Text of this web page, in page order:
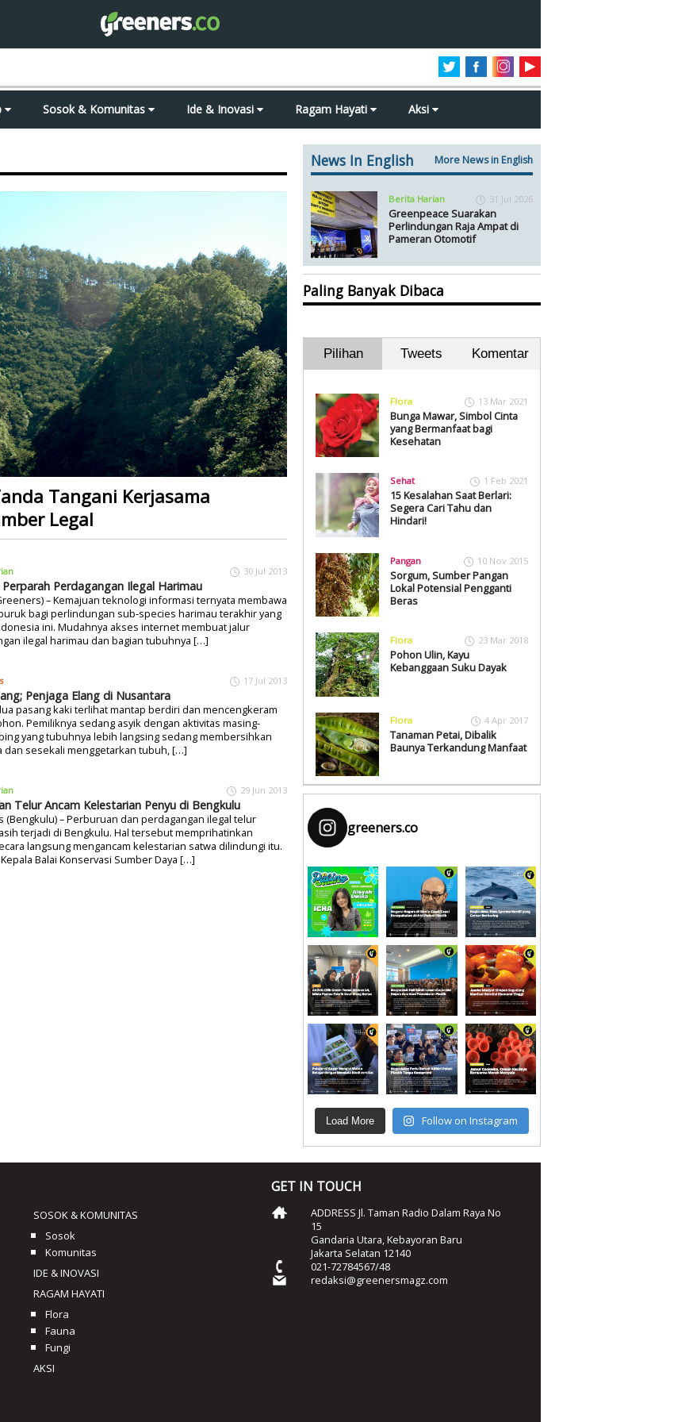
Sosok & Komunitas Ide & Inovasi Ragam Hayati Aksi
Tangani Kerjasama
Legal
30 Jul 2013
Perdagangan Ilegal Harimau
– Kemajuan teknologi informasi ternyata membawa
bagi perlindungan sub-species harimau terakhir yang
ini. Mudahnya akses internet membuat jalur
ilegal harimau dan bagian tubuhnya […]
17 Jul 2013
Penjaga Elang di Nusantara
pasang kaki terlihat mantap berdiri dan mencengkeram
Pemiliknya sedang asyik dengan aktivitas masing-
yang tubuhnya lebih langsing sedang membersihkan
dan sesekali menggetarkan tubuh, […]
29 Jun 2013
Telur Ancam Kelestarian Penyu di Bengkulu
(Bengkulu) – Perburuan dan perdagangan ilegal telur
terjadi di Bengkulu. Hal tersebut memprihatinkan
langsung mengancam kelestarian satwa dilindungi itu.
Balai Konservasi Sumber Daya […]
News In English More News in English
Berita Harian 31 Jul 2026
Greenpeace Suarakan
Perlindungan Raja Ampat di
Pameran Otomotif
Paling Banyak Dibaca
Pilihan Tweets Komentar
Flora 13 Mar 2021
Bunga Mawar, Simbol Cinta
yang Bermanfaat bagi
Kesehatan
Sehat 1 Feb 2021
15 Kesalahan Saat Berlari:
Segera Cari Tahu dan
Hindari!
Pangan 10 Nov 2015
Sorgum, Sumber Pangan
Lokal Potensial Pengganti
Beras
Flora 23 Mar 2018
Pohon Ulin, Kayu
Kebanggaan Suku Dayak
Flora 4 Apr 2017
Tanaman Petai, Dibalik
Baunya Terkandung Manfaat
greeners.co
Load More Follow on Instagram
SOSOK & KOMUNITAS
Sosok
Komunitas
IDE & INOVASI
RAGAM HAYATI
Flora
Fauna
Fungi
AKSI
GET IN TOUCH
ADDRESS Jl. Taman Radio Dalam Raya No
15
Gandaria Utara, Kebayoran Baru
Jakarta Selatan 12140
021-72784567/48
redaksi@greenersmagz.com